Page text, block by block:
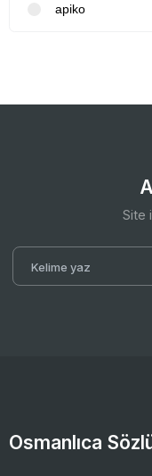
apiko
Site
Osmanlıca